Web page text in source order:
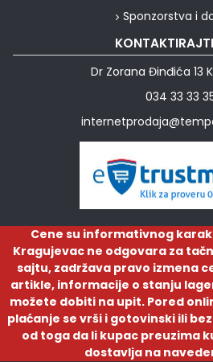
Sponzorstva i
Dr Zorana Đinđića 13
034 33 33
Cene su informativnog
Kragujevac ne odgovara za
sajtu, zadržava pravo izmena
artikle, informacije o stanju
možete dobiti na upit. Pored
plaćanje se vrši i gotovinski ili
od toga da li kupac preuzima
dostavlja na